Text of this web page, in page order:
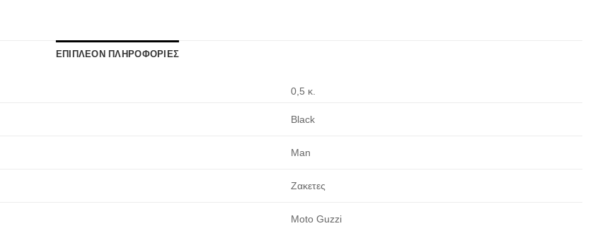
ΕΠΙΠΛΕΟΝ ΠΛΗΡΟΦΟΡΙΕΣ
0,5 κ.
Black
Man
Ζακετες
Moto Guzzi